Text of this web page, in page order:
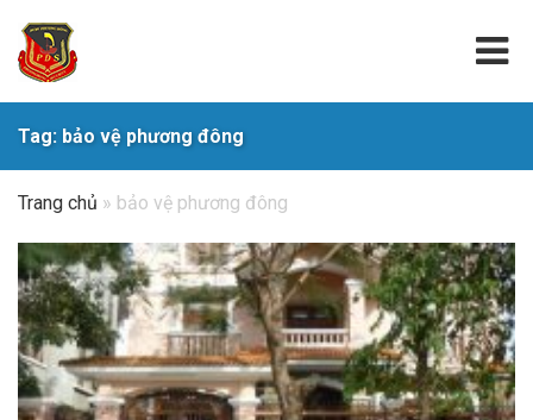
Tag: bảo vệ phương đông
Trang chủ » bảo vệ phương đông